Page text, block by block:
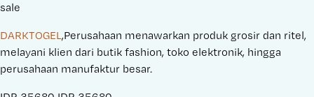
sale
DARKTOGEL,Perusahaan menawarkan produk grosir dan ritel,
melayani klien dari butik fashion, toko elektronik, hingga
perusahaan manufaktur besar.